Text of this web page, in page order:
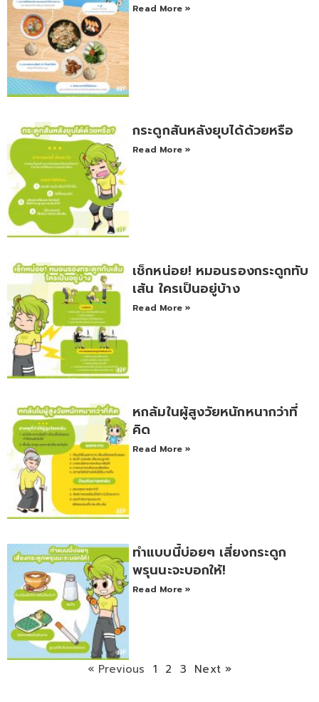
Read More »
กระดูกสันหลังยุบได้ด้วยหรือ
Read More »
เช็กหน่อย! หมอนรองกระดูกทับ
เส้น ใครเป็นอยู่บ้าง
Read More »
หกล้มในผู้สูงวัยหนักหนากว่าที่
คิด
Read More »
ทำแบบนี้บ่อยๆ เสี่ยงกระดูก
พรุนนะจะบอกให้!
Read More »
« Previous 1 2 3 Next »